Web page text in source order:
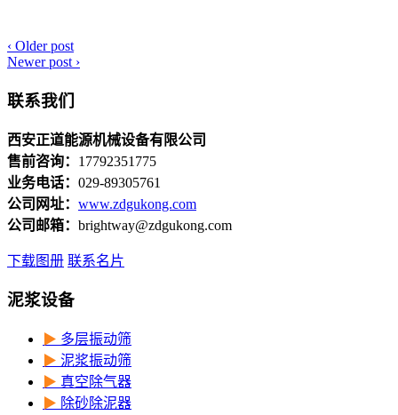
‹ Older post
Newer post ›
联系我们
西安正道能源机械设备有限公司
售前咨询： 17792351775
业务电话： 029-89305761
公司网址： www.zdgukong.com
公司邮箱： brightway@zdgukong.com
下载图册 联系名片
泥浆设备
▶ 多层振动筛
▶ 泥浆振动筛
▶ 真空除气器
▶ 除砂除泥器